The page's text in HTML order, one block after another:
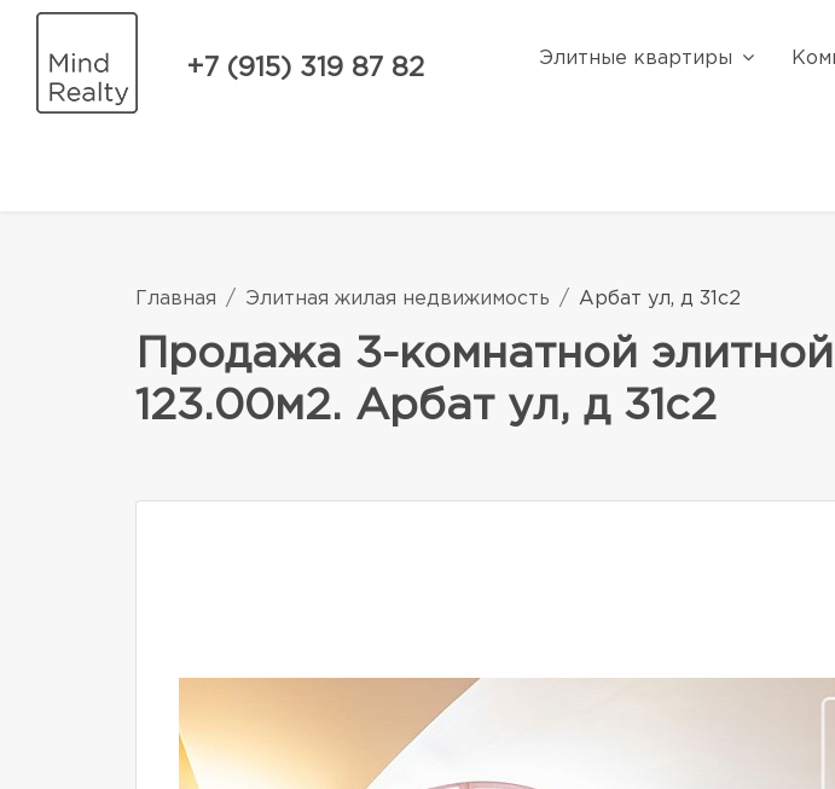
+7 (915) 319 87 82 Элитные квартиры
Главная Элитная жилая недвижимость Арбат ул, д 31с2
Продажа 3-комнатной
123.00м2. Арбат ул, д 31с2